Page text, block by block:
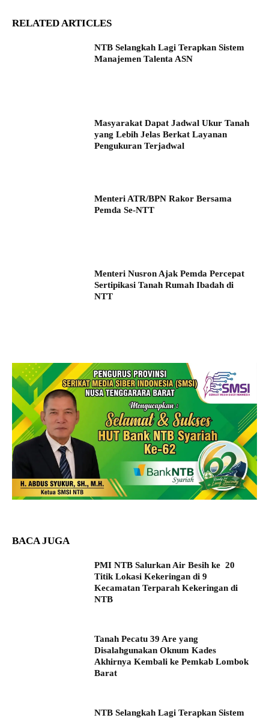
RELATED ARTICLES
NTB Selangkah Lagi Terapkan Sistem
Manajemen Talenta ASN
Masyarakat Dapat Jadwal Ukur Tanah
yang Lebih Jelas Berkat Layanan
Pengukuran Terjadwal
Menteri ATR/BPN Rakor Bersama
Pemda Se-NTT
Menteri Nusron Ajak Pemda Percepat
Sertipikasi Tanah Rumah Ibadah di
NTT
BACA JUGA
PMI NTB Salurkan Air Besih ke 20
Titik Lokasi Kekeringan di 9
Kecamatan Terparah Kekeringan di
NTB
Tanah Pecatu 39 Are yang
Disalahgunakan Oknum Kades
Akhirnya Kembali ke Pemkab Lombok
Barat
NTB Selangkah Lagi Terapkan Sistem